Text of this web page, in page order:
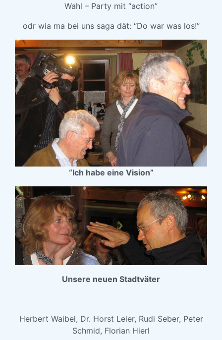
Wahl – Party mit “action”
odr wia ma bei uns saga dät: “Do war was los!”
“Ich habe eine Vision”
Unsere neuen Stadtväter
Herbert Waibel, Dr. Horst Leier, Rudi Seber, Peter
Schmid, Florian Hierl